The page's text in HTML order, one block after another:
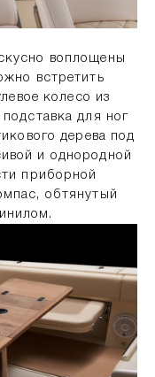
воплощены
встретить
колесо из
для ног
дерева под
и однородной
приборной
обтянутый